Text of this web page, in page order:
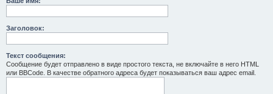
Заголовок:
Текст сообщения:
Сообщение будет отправлено в виде простого текста, не включайте в него HTML
или BBCode. В качестве обратного адреса будет показываться ваш адрес email.